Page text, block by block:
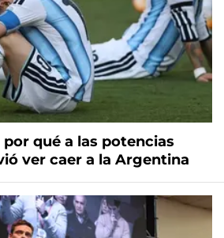
qué a las potencias
ver caer a la Argentina